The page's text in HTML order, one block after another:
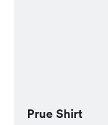
Prue Shirt